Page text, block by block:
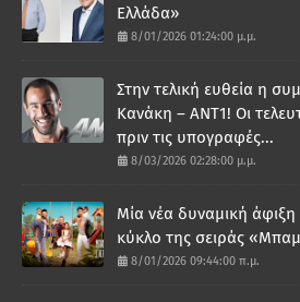
Ελλάδα»
8/01/2026 01:24:00 μ.μ.
Στην τελική ευθεία η
Κανάκη – ΑΝΤ1! Οι
πριν τις υπογραφές...
8/03/2026 02:28:00 μ.μ.
Μία νέα δυναμική
κύκλο της σειράς
8/01/2026 09:44:00 π.μ.